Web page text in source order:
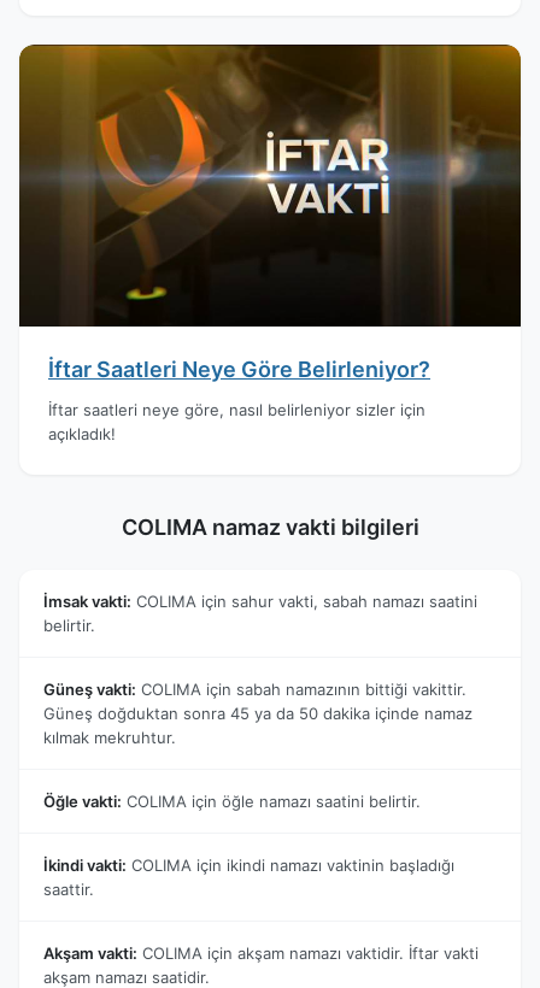
İftar Saatleri Neye Göre Belirleniyor?
İftar saatleri neye göre, nasıl belirleniyor sizler için
açıkladık!
COLIMA namaz vakti bilgileri
İmsak vakti: COLIMA için sahur vakti, sabah namazı saatini
belirtir.
Güneş vakti: COLIMA için sabah namazının bittiği vakittir.
Güneş doğduktan sonra 45 ya da 50 dakika içinde namaz
kılmak mekruhtur.
Öğle vakti: COLIMA için öğle namazı saatini belirtir.
İkindi vakti: COLIMA için ikindi namazı vaktinin başladığı
saattir.
Akşam vakti: COLIMA için akşam namazı vaktidir. İftar vakti
akşam namazı saatidir.